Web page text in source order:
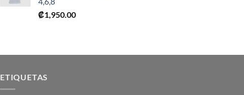
₡1,950.00
ETIQUETAS